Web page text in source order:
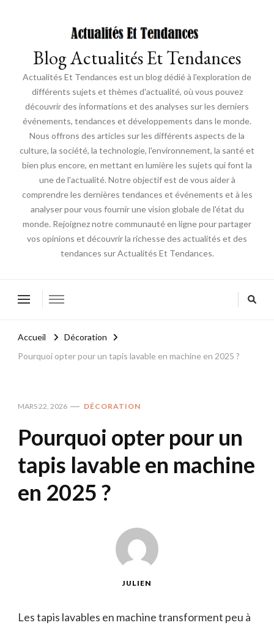
Blog Actualités Et Tendances
Actualités Et Tendances est un blog dédié à l'exploration de
différents sujets et thèmes d'actualité, où vous pouvez
découvrir des informations et des analyses sur les derniers
événements, tendances et développements dans le monde.
Nous offrons des articles sur les différents aspects de la
culture, la société, la technologie, l'environnement, la santé et
bien plus encore, en mettant en lumière les sujets qui font la
une de l'actualité. Notre objectif est de vous aider à
comprendre les dernières tendances et événements et à les
analyser pour vous fournir une vision globale de l'état du
monde. Rejoignez notre communauté en ligne pour partager
vos opinions et découvrir la richesse des actualités et des
tendances sur Actualités Et Tendances.
Accueil
Décoration
Pourquoi opter pour un tapis lavable en machine en 2025 ?
MARS 22, 2026 DÉCORATION
Pourquoi opter pour un
tapis lavable en machine
en 2025 ?
JULIEN
Les tapis lavables en machine transforment peu à